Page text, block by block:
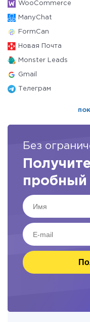
WooCommerce
ManyChat
FormCan
Новая Почта
Monster Leads
Gmail
Телеграм
Без
Получите
пробный